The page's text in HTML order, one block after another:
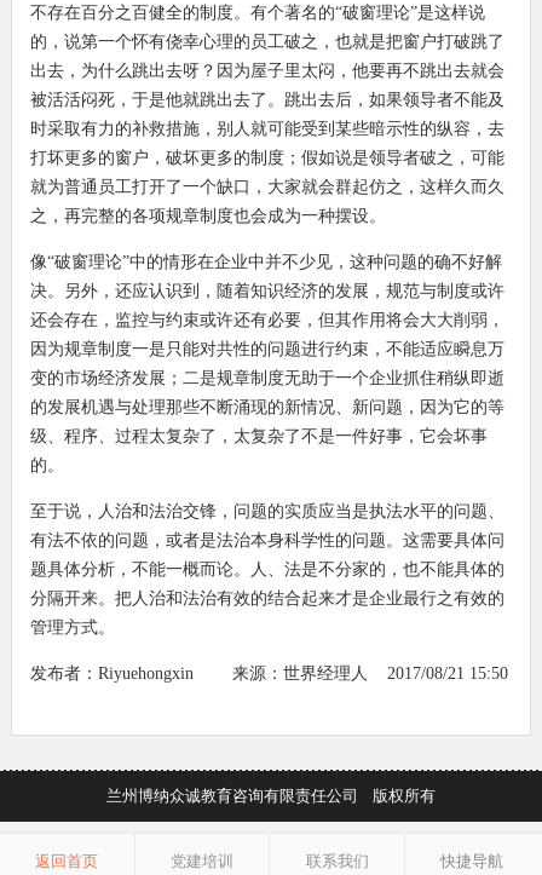
不存在百分之百健全的制度。有个著名的“破窗理论”是这样说
的，说第一个怀有侥幸心理的员工破之，也就是把窗户打破跳了
出去，为什么跳出去呀？因为屋子里太闷，他要再不跳出去就会
被活活闷死，于是他就跳出去了。跳出去后，如果领导者不能及
时采取有力的补救措施，别人就可能受到某些暗示性的纵容，去
打坏更多的窗户，破坏更多的制度；假如说是领导者破之，可能
就为普通员工打开了一个缺口，大家就会群起仿之，这样久而久
之，再完整的各项规章制度也会成为一种摆设。
像“破窗理论”中的情形在企业中并不少见，这种问题的确不好解
决。另外，还应认识到，随着知识经济的发展，规范与制度或许
还会存在，监控与约束或许还有必要，但其作用将会大大削弱，
因为规章制度一是只能对共性的问题进行约束，不能适应瞬息万
变的市场经济发展；二是规章制度无助于一个企业抓住稍纵即逝
的发展机遇与处理那些不断涌现的新情况、新问题，因为它的等
级、程序、过程太复杂了，太复杂了不是一件好事，它会坏事
的。
至于说，人治和法治交锋，问题的实质应当是执法水平的问题、
有法不依的问题，或者是法治本身科学性的问题。这需要具体问
题具体分析，不能一概而论。人、法是不分家的，也不能具体的
分隔开来。把人治和法治有效的结合起来才是企业最行之有效的
管理方式。
发布者： Riyuehongxin来源： 世界经理人 2017/08/21 15:50
兰州博纳众诚教育咨询有限责任公司 版权所有
返回首页 党建培训 联系我们 快捷导航